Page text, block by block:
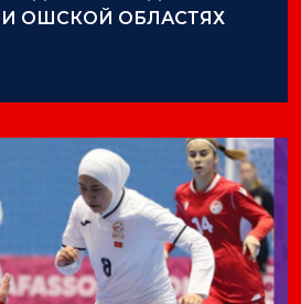
ОШСКОЙ ОБЛАСТЯХ